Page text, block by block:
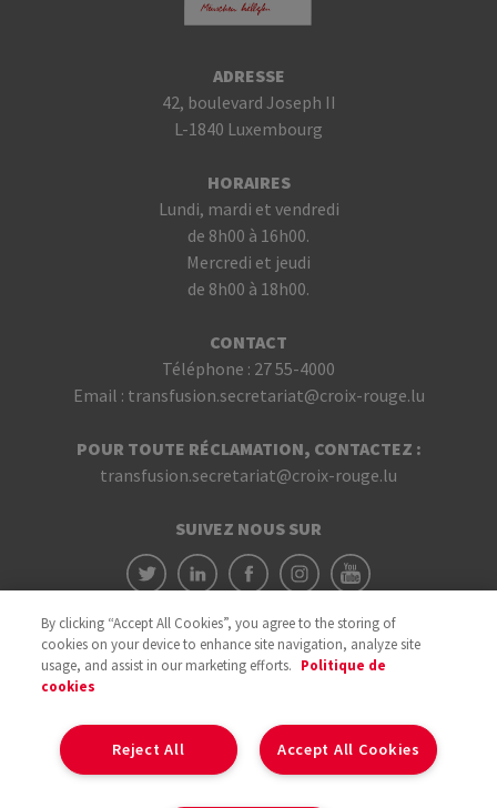
ADRESSE
42, boulevard Joseph II
L-1840 Luxembourg
HORAIRES
Lundi, mardi et vendredi
de 8h00 à 16h00.
Mercredi et jeudi
de 8h00 à 18h00.
CONTACT
Téléphone : 27 55-4000
Email : transfusion.secretariat@croix-rouge.lu
POUR TOUTE RÉCLAMATION, CONTACTEZ :
transfusion.secretariat@croix-rouge.lu
SUIVEZ NOUS SUR
By clicking “Accept All Cookies”, you agree to the storing of
cookies on your device to enhance site navigation, analyze site
usage, and assist in our marketing efforts. Politique de
cookies
Accept All Cookies
Reject All